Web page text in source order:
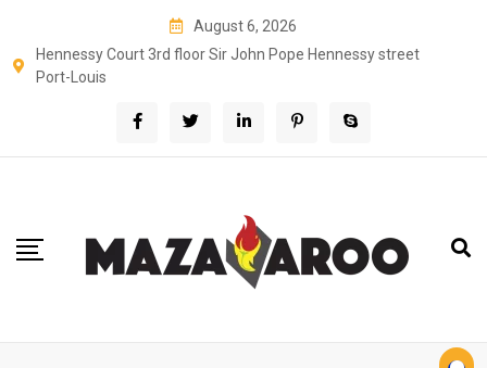
content
August 6, 2026
Hennessy Court 3rd floor Sir John Pope Hennessy street
Port-Louis